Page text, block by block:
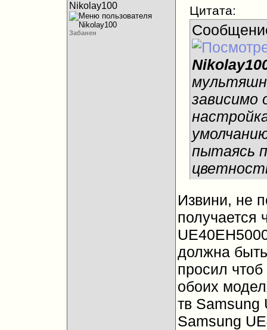
Nikolay100
Забанен
Цитата:
зависимо
пытаясь
Извини, не
получается
должна
просил чтоб
обоих
тв
Samsung